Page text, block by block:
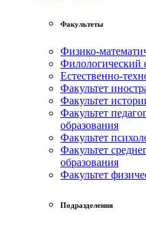
Факультеты
Физико-
Филологический
Естественно-
Факультет
Факультет
Факультет
образования
Факультет
Факультет
образования
Факультет
Подразделения